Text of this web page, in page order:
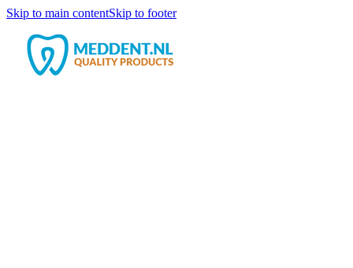
Skip to main contentSkip to footer